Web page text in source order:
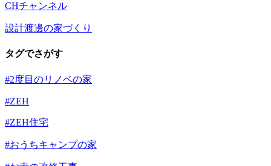
CHチャンネル
設計渡邊の家づくり
タグでさがす
#2度目のリノベの家
#ZEH
#ZEH住宅
#おうちキャンプの家